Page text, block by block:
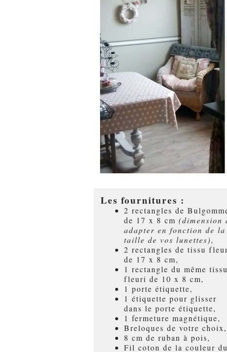
Les fournitures :
2 rectangles de
de 17 x 8 cm (dimension
adapter en fonction de la
taille de vos lunettes),
2 rectangles de tissu
de 17 x 8 cm,
1 rectangle du même tissu
fleuri de 10 x 8 cm,
1 porte étiquette,
1 étiquette pour glisser
dans le porte étiquette,
1 fermeture magnétique,
Breloques de votre choix,
8 cm de ruban à pois,
Fil coton de la couleur du